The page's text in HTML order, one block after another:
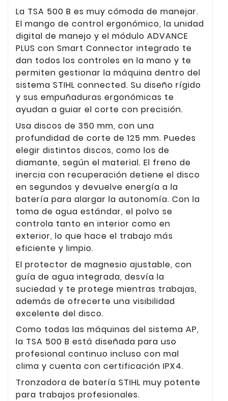
La TSA 500 B es muy cómoda de manejar.
El mango de control ergonómico, la unidad
digital de manejo y el módulo ADVANCE
PLUS con Smart Connector integrado te
dan todos los controles en la mano y te
permiten gestionar la máquina dentro del
sistema STIHL connected. Su diseño rígido
y sus empuñaduras ergonómicas te
ayudan a guiar el corte con precisión.
Usa discos de 350 mm, con una
profundidad de corte de 125 mm. Puedes
elegir distintos discos, como los de
diamante, según el material. El freno de
inercia con recuperación detiene el disco
en segundos y devuelve energía a la
batería para alargar la autonomía. Con la
toma de agua estándar, el polvo se
controla tanto en interior como en
exterior, lo que hace el trabajo más
eficiente y limpio.
El protector de magnesio ajustable, con
guía de agua integrada, desvía la
suciedad y te protege mientras trabajas,
además de ofrecerte una visibilidad
excelente del disco.
Como todas las máquinas del sistema AP,
la TSA 500 B está diseñada para uso
profesional continuo incluso con mal
clima y cuenta con certificación IPX4.
Tronzadora de batería STIHL muy potente
para trabajos profesionales.